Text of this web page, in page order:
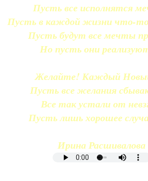
Пусть все исполнятся
Пусть в каждой жизни что-
Пусть будут все мечты
Но пусть они
Желайте! Каждый
Пусть все желания
Все так устали от
Пусть лишь хорошее
Ирина Расшивалова